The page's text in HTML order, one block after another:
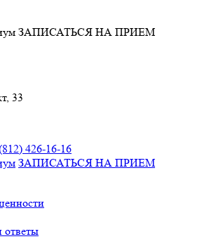
ЗАПИСАТЬСЯ НА ПРИЕМ
33
426-16-16
ЗАПИСАТЬСЯ НА ПРИЕМ
ответы